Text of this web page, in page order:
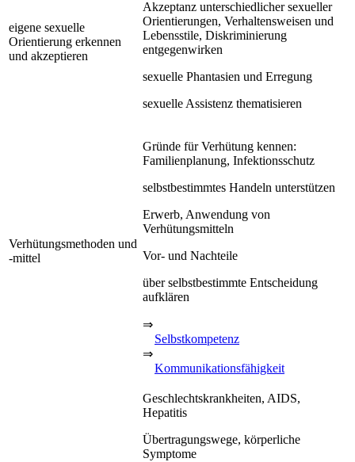
eigene sexuelle
Orientierung erkennen
und akzeptieren
Akzeptanz unterschiedlicher sexueller
Orientierungen, Verhaltensweisen und
Lebensstile, Diskriminierung
entgegenwirken
sexuelle Phantasien und Erregung
sexuelle Assistenz thematisieren
Verhütungsmethoden und
-mittel
Gründe für Verhütung kennen:
Familienplanung, Infektionsschutz
selbstbestimmtes Handeln unterstützen
Erwerb, Anwendung von
Verhütungsmitteln
Vor- und Nachteile
über selbstbestimmte Entscheidung
aufklären
⇒
Selbstkompetenz
⇒
Kommunikationsfähigkeit
Geschlechtskrankheiten, AIDS,
Hepatitis
Übertragungswege, körperliche
Symptome